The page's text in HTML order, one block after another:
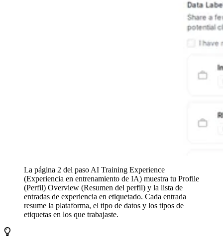
La página 2 del paso AI Training Experience
(Experiencia en entrenamiento de IA) muestra tu Profile
(Perfil) Overview (Resumen del perfil) y la lista de
entradas de experiencia en etiquetado. Cada entrada
resume la plataforma, el tipo de datos y los tipos de
etiquetas en los que trabajaste.